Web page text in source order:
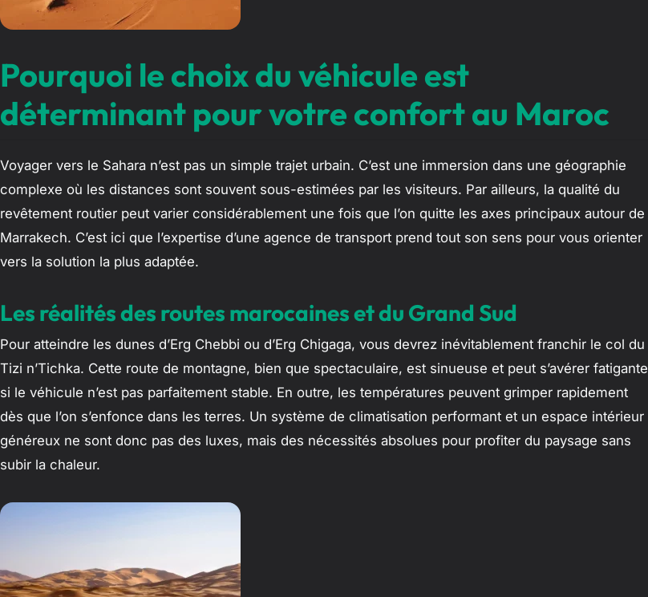
Pourquoi le choix du véhicule est
déterminant pour votre confort au Maroc
Voyager vers le Sahara n’est pas un simple trajet urbain. C’est une immersion dans une géographie
complexe où les distances sont souvent sous-estimées par les visiteurs. Par ailleurs, la qualité du
revêtement routier peut varier considérablement une fois que l’on quitte les axes principaux autour de
Marrakech. C’est ici que l’expertise d’une agence de transport prend tout son sens pour vous orienter
vers la solution la plus adaptée.
Les réalités des routes marocaines et du Grand Sud
Pour atteindre les dunes d’Erg Chebbi ou d’Erg Chigaga, vous devrez inévitablement franchir le col du
Tizi n’Tichka. Cette route de montagne, bien que spectaculaire, est sinueuse et peut s’avérer fatigante
si le véhicule n’est pas parfaitement stable. En outre, les températures peuvent grimper rapidement
dès que l’on s’enfonce dans les terres. Un système de climatisation performant et un espace intérieur
généreux ne sont donc pas des luxes, mais des nécessités absolues pour profiter du paysage sans
subir la chaleur.